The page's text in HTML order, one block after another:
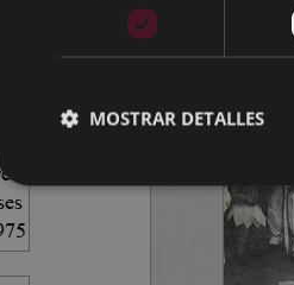
MOSTRAR DETALLES